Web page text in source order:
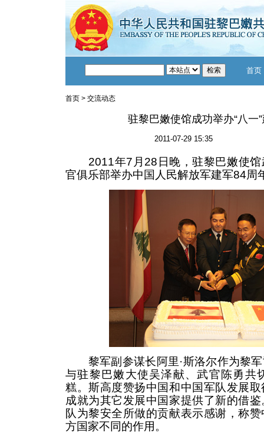
首页
首页 > 交流动态
驻黎巴嫩使馆成功举办“八一
2011-07-29 15:35
2011年7月28日晚，驻黎巴嫩使馆
官俱乐部举办中国人民解放军建军84周
黎军副参谋长阿里·斯洛尔作为黎军
与驻黎巴嫩大使吴泽献、武官陈勇共
糕。斯高度赞扬中国和中国军队发展
成就为其它发展中国家提供了新的借
队为黎安全所做的贡献表示感谢，称
方国家不同的作用。